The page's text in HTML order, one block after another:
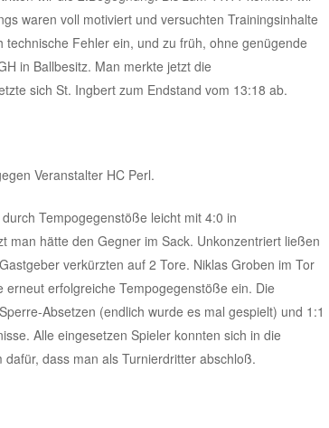
waren voll motiviert und versuchten Trainingsinhalte
Fehler ein, und zu früh, ohne genügende
in Ballbesitz. Man merkte jetzt die
sich St. Ingbert zum Endstand vom 13:18 ab.
Veranstalter HC Perl.
Tempogegenstöße leicht mit 4:0 in
man hätte den Gegner im Sack. Unkonzentriert ließen
verkürzten auf 2 Tore. Niklas Groben im Tor
erfolgreiche Tempogegenstöße ein. Die
Absetzen (endlich wurde es mal gespielt) und 1:1
Alle eingesetzen Spieler konnten sich in die
dass man als Turnierdritter abschloß.